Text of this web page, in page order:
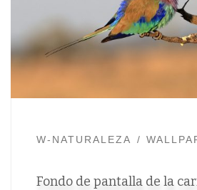
W-NATURALEZA
Fondo de pantalla de la